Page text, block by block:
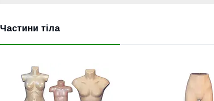
Частини тіла